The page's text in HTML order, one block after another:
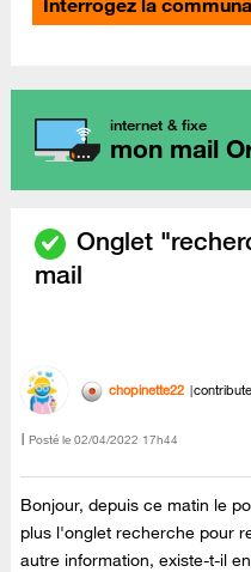
internet & fixe
mon mail
Onglet
mail
chopinette22
Posté le ‎02/04/2022 17h44
Bonjour, depuis ce matin le
plus l'onglet recherche pour
autre information, existe-t-il